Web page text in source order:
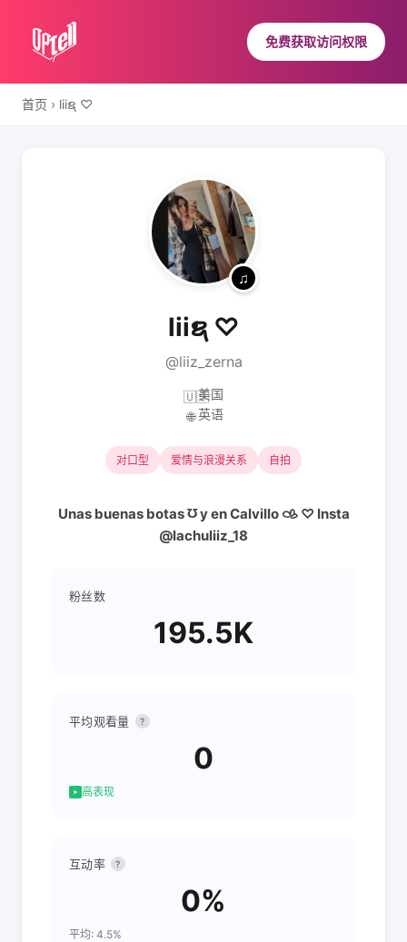
免费获取访问权限
首页 › liiຊ ♡
liiຊ ♡
@liiz_zerna
🇺🇸美国
🌐 英语
对口型 爱情与浪漫关系 自拍
Unas buenas botas ℧ y en Calvillo 𐚁 ♡ Insta
@lachuliiz_18
粉丝数
195.5K
平均观看量 ?
0
高表现
互动率 ?
0%
平均: 4.5%